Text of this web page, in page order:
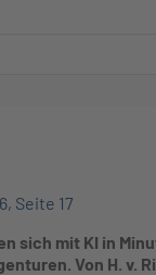
Seite 17
sich mit KI in
Von H. v.